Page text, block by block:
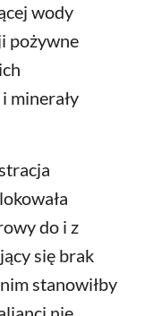
wody
pożywne
minerały
do i z
się brak
stanowiłby